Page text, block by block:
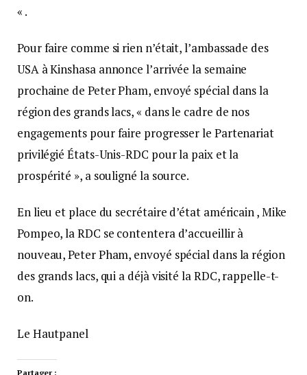
« .
Pour faire comme si rien n’était, l’ambassade des
USA à Kinshasa annonce l’arrivée la semaine
prochaine de Peter Pham, envoyé spécial dans la
région des grands lacs, « dans le cadre de nos
engagements pour faire progresser le Partenariat
privilégié États-Unis-RDC pour la paix et la
prospérité », a souligné la source.
En lieu et place du secrétaire d’état américain , Mike
Pompeo, la RDC se contentera d’accueillir à
nouveau, Peter Pham, envoyé spécial dans la région
des grands lacs, qui a déjà visité la RDC, rappelle-t-
on.
Le Hautpanel
Partager :